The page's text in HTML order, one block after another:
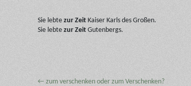
Sie lebte zur Zeit Kaiser Karls des Großen.
Sie lebte zur Zeit Gutenbergs.
← zum verschenken oder zum Verschenken?